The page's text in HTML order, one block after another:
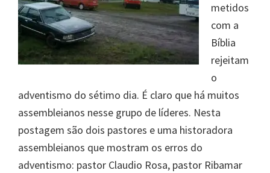
metidos
com a
Bíblia
rejeitam
o
adventismo do sétimo dia. É claro que há muitos
assembleianos nesse grupo de líderes. Nesta
postagem são dois pastores e uma historadora
assembleianos que mostram os erros do
adventismo: pastor Claudio Rosa, pastor Ribamar